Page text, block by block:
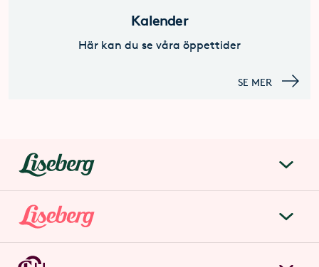
Kalender
Här kan du se våra öppettider
SE MER
liseberg.se
Om Liseberg
Kontakta oss
Lisebergsparken